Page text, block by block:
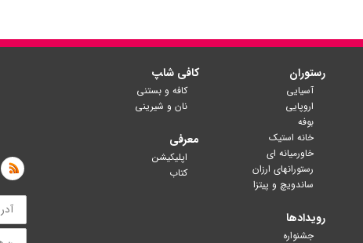
رستوران
آسیایی
اروپایی
بوفه
خانه استیک
خاورمیانه ای
رستورانهای ارزان
ساندویچ و پیتزا
رویدادها
جشنواره
کافی شا‍پ
کافه و بستنی
نان و شیرینی
معرفی
اپلیکیشن
کتاب